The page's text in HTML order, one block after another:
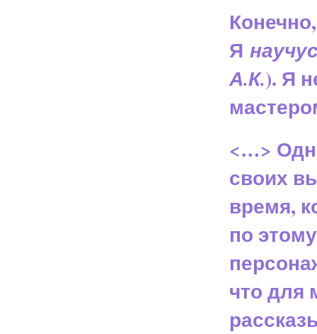
Я
А.К.). Я
<…>
своих
время,
по
что для